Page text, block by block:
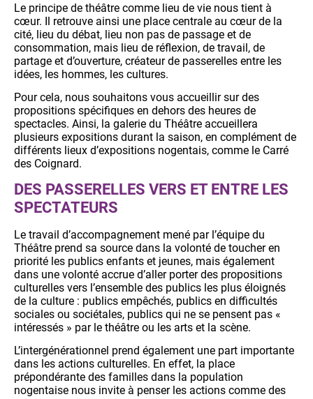
Le principe de théâtre comme lieu de vie nous tient à
cœur. Il retrouve ainsi une place centrale au cœur de la
cité, lieu du débat, lieu non pas de passage et de
consommation, mais lieu de réflexion, de travail, de
partage et d’ouverture, créateur de passerelles entre les
idées, les hommes, les cultures.
Pour cela, nous souhaitons vous accueillir sur des
propositions spécifiques en dehors des heures de
spectacles. Ainsi, la galerie du Théâtre accueillera
plusieurs expositions durant la saison, en complément de
différents lieux d’expositions nogentais, comme le Carré
des Coignard.
DES PASSERELLES VERS ET ENTRE LES
SPECTATEURS
Le travail d’accompagnement mené par l’équipe du
Théâtre prend sa source dans la volonté de toucher en
priorité les publics enfants et jeunes, mais également
dans une volonté accrue d’aller porter des propositions
culturelles vers l’ensemble des publics les plus éloignés
de la culture : publics empêchés, publics en difficultés
sociales ou sociétales, publics qui ne se pensent pas «
intéressés » par le théâtre ou les arts et la scène.
L’intergénérationnel prend également une part importante
dans les actions culturelles. En effet, la place
prépondérante des familles dans la population
nogentaise nous invite à penser les actions comme des